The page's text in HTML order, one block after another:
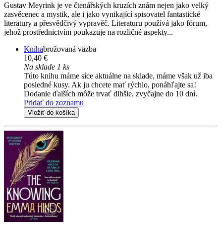
Gustav Meyrink je ve čtenářských kruzích znám nejen jako velký
zasvěcenec a mystik, ale i jako vynikající spisovatel fantastické
literatury a přesvědčivý vypravěč. Literaturu používá jako fórum,
jehož prostřednictvím poukazuje na rozličné aspekty...
Knihabrožovaná väzba
10,40 €
Na sklade 1 ks
Túto knihu máme síce aktuálne na sklade, máme však už iba
posledné kusy. Ak ju chcete mať rýchlo, ponáhľajte sa!
Dodanie ďalších môže trvať dlhšie, zvyčajne do 10 dní.
Pridať do zoznamu
Vložiť do košíka